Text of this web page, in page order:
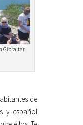
Gibraltar
de
y español